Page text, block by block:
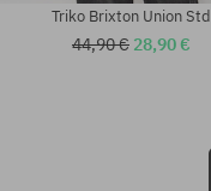
Triko Brixton Union Std
44,90 € 28,90 €